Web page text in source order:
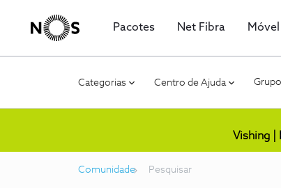
Pacotes Net Fibra Móvel
Categorias Centro de Ajuda
Vishing |
Comunidade Pesquisar